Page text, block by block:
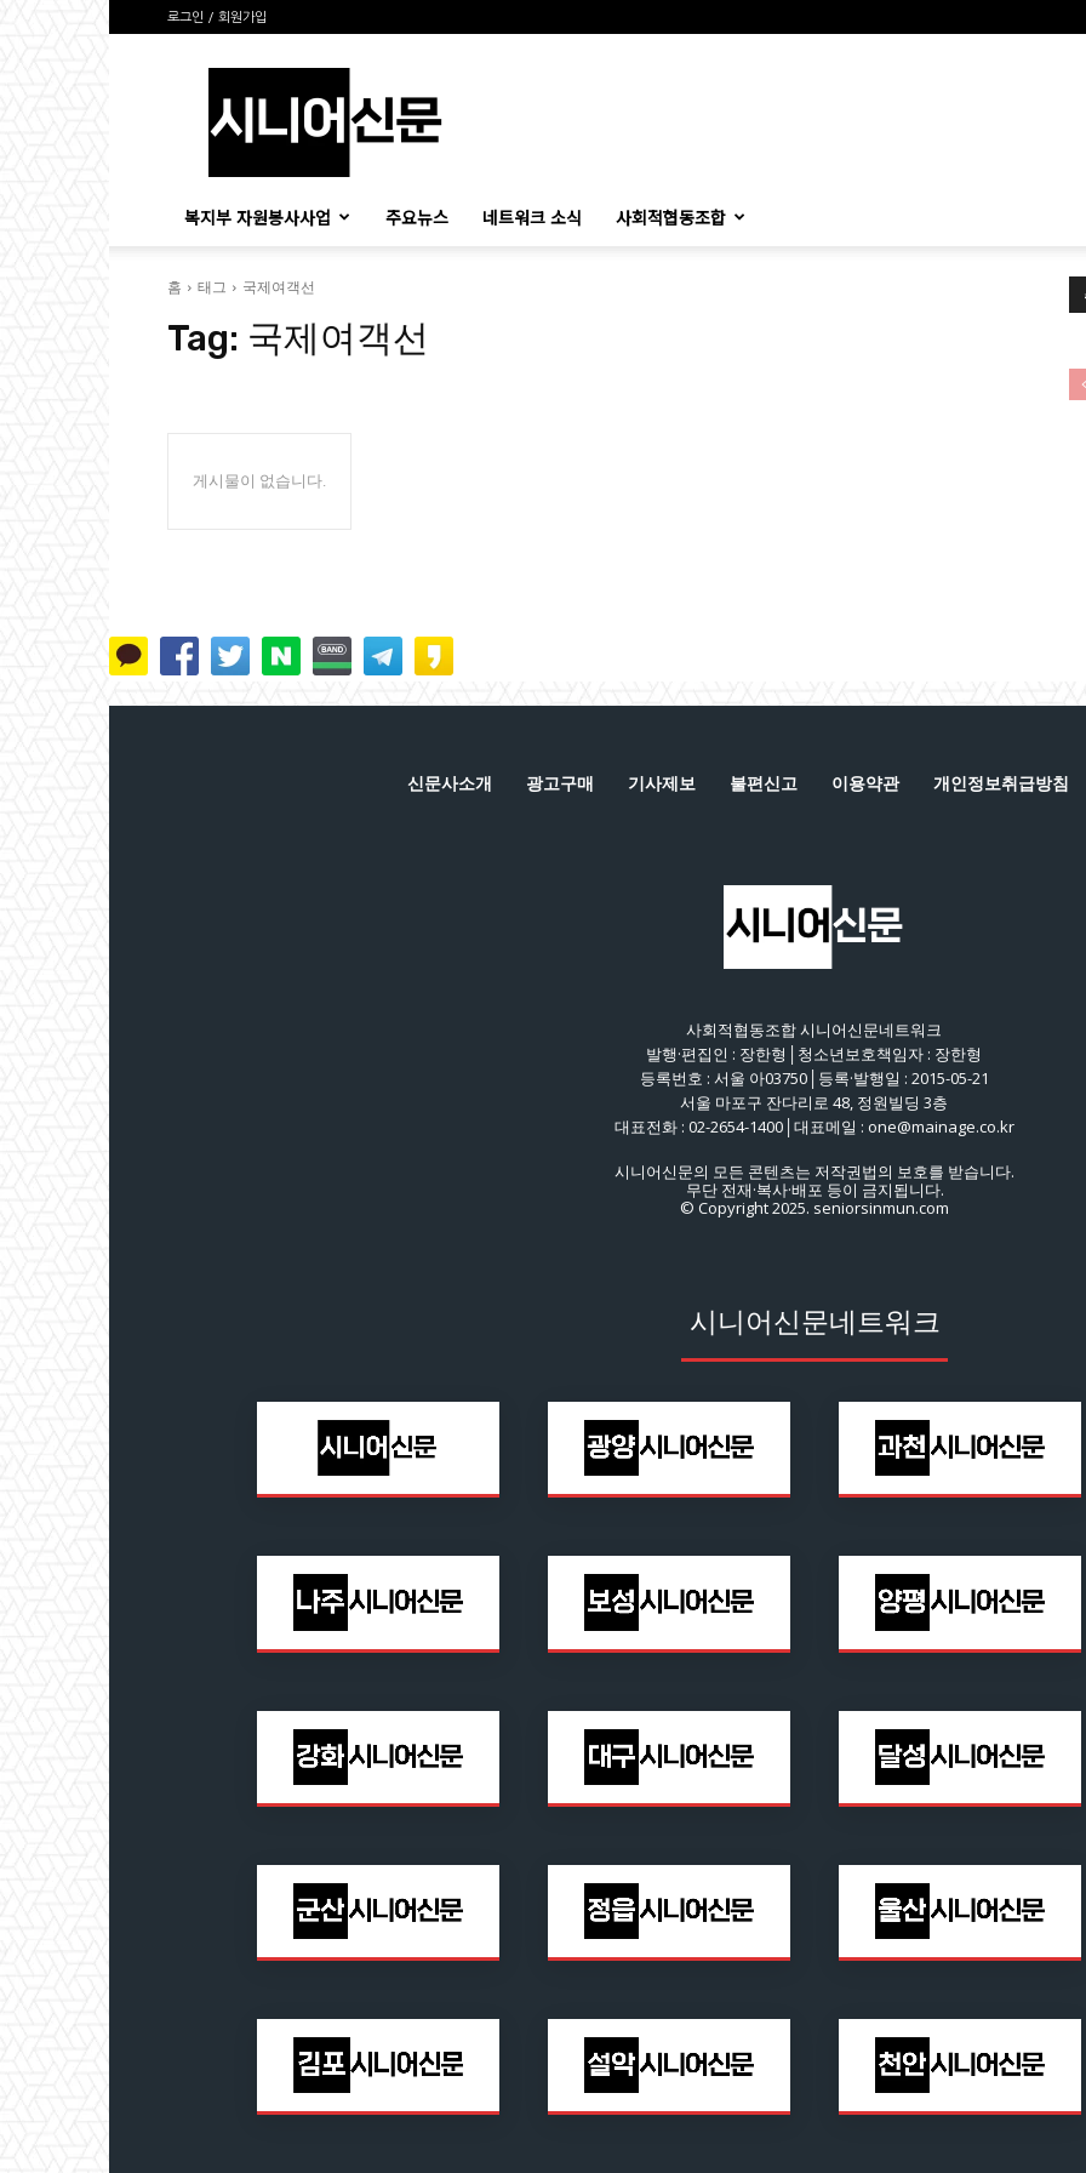
로그인 / 회원가입
니
어
복지부 자원봉사사업 주요뉴스 네트워크 소식 사회적협동조합
홈 태그 국제여객선
Tag: 국제여객선
게시물이 없습니다.
신문사소개 광고구매 기사제보 불편신고 이용약관 개인정보취급방침
사회적협동조합 시니어신문네트워크
발행·편집인 : 장한형│청소년보호책임자 : 장한형
등록번호 : 서울 아03750│등록·발행일 : 2015-05-21
서울 마포구 잔다리로 48, 정원빌딩 3층
대표전화 : 02-2654-1400│대표메일 : one@mainage.co.kr
시니어신문의 모든 콘텐츠는 저작권법의 보호를 받습니다.
무단 전재·복사·배포 등이 금지됩니다.
© Copyright 2025. seniorsinmun.com
시니어신문네트워크